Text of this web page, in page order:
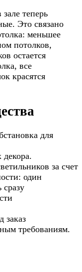
теперь
Это связано
меньшее
потолков,
остается
все
красятся
для
за счет
один
сразу
заказ
требованиям.